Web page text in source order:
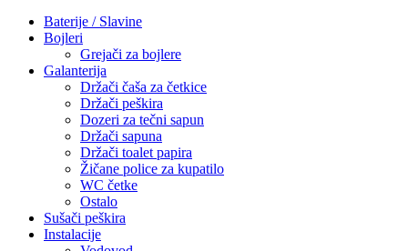
Baterije / Slavine
Bojleri
Grejači za bojlere
Galanterija
Držači čaša za četkice
Držači peškira
Dozeri za tečni sapun
Držači sapuna
Držači toalet papira
Žičane police za kupatilo
WC četke
Ostalo
Sušači peškira
Instalacije